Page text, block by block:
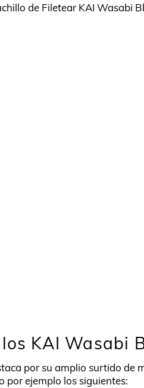
de Filetear KAI Wasabi
KAI Wasabi
por su amplio surtido de
por ejemplo los siguientes: